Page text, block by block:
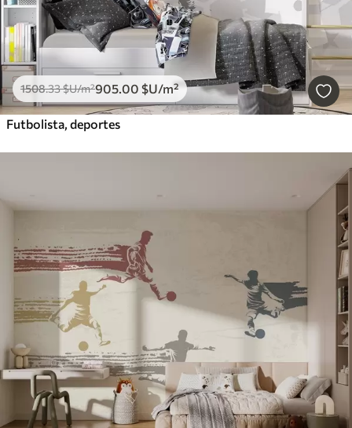
1508.33$U/m²905.00 $U/m²
Futbolista, deportes